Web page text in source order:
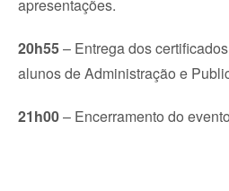
apresentações.
20h55– Entrega dos
alunos de Administração e
21h00– Encerramento do